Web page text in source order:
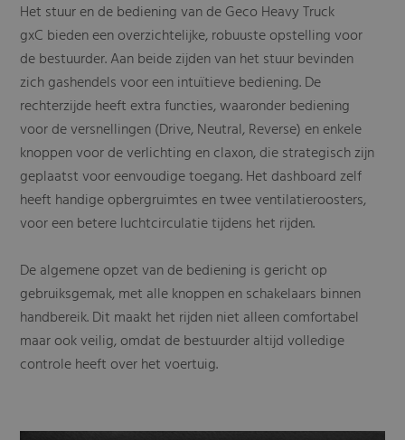
Het stuur en de bediening van de Geco Heavy Truck
gxC bieden een overzichtelijke, robuuste opstelling voor
de bestuurder. Aan beide zijden van het stuur bevinden
zich gashendels voor een intuïtieve bediening. De
rechterzijde heeft extra functies, waaronder bediening
voor de versnellingen (Drive, Neutral, Reverse) en enkele
knoppen voor de verlichting en claxon, die strategisch zijn
geplaatst voor eenvoudige toegang. Het dashboard zelf
heeft handige opbergruimtes en twee ventilatieroosters,
voor een betere luchtcirculatie tijdens het rijden.
De algemene opzet van de bediening is gericht op
gebruiksgemak, met alle knoppen en schakelaars binnen
handbereik. Dit maakt het rijden niet alleen comfortabel
maar ook veilig, omdat de bestuurder altijd volledige
controle heeft over het voertuig.